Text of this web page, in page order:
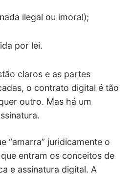
ilegal ou imoral);
por lei.
claros e as partes
o contrato digital é tão
outro. Mas há um
“amarra” juridicamente o
entram os conceitos de
e assinatura digital. A